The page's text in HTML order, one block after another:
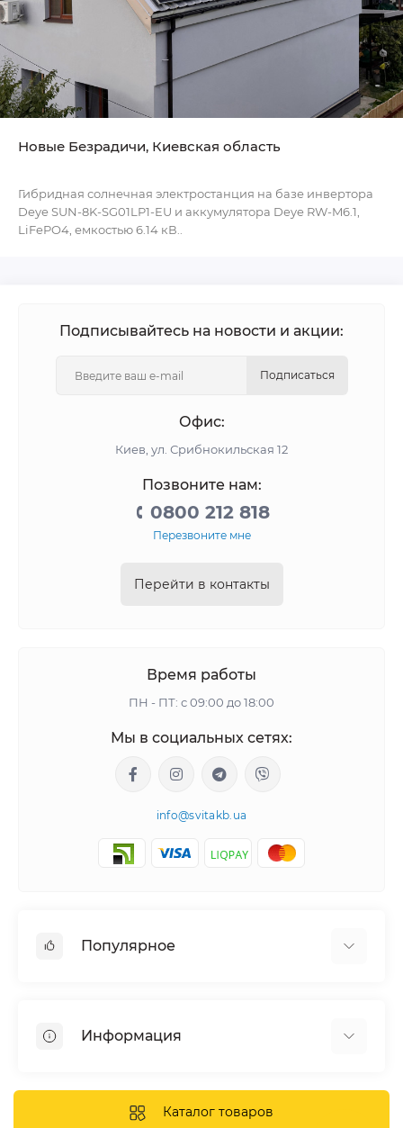
Новые Безрадичи, Киевская область
Гибридная солнечная электростанция на базе инвертора
Deye SUN-8K-SG01LP1-EU и аккумулятора Deye RW-M6.1,
LiFePO4, емкостью 6.14 кВ..
Подписывайтесь на новости и акции:
Подписаться
Офис:
Киев, ул. Срибнокильская 12
Позвоните нам:
0800 212 818
Перезвоните мне
Перейти в контакты
Время работы
ПН - ПТ: с 09:00 до 18:00
Мы в социальных сетях:
info@svitakb.ua
Популярное
Системы хранения энергии
Инверторы
Аккумуляторы
Информация
Каталог товаров